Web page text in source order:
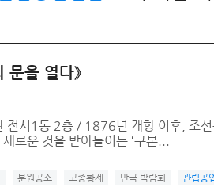
을 열다》
시1동 2층 / 1876년 개항 이후, 조
로운 것을 받아들이는 ‘구본...
분원공소 고종황제 만국 박람회 관립공